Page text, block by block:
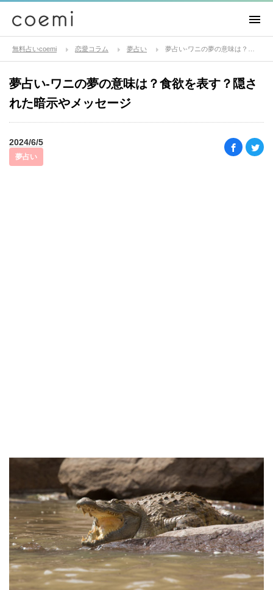
無料占いcoemi 恋愛コラム 夢占い
夢占い-ワニの夢の意味は？食欲を表す？隠さ
れた暗示やメッセージ
2024/6/5
夢占い